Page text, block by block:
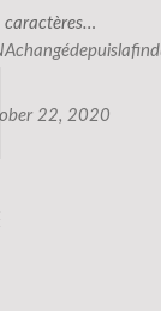
caractères…
22, 2020